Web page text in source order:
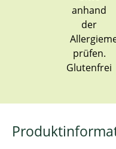
Glutenfrei